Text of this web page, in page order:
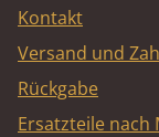
Kontakt
Versand und
Rückgabe
Ersatzteile nach